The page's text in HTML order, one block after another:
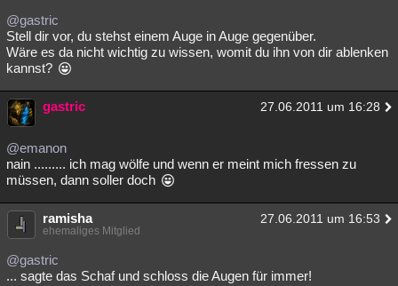
Spiritualität
Natur Umfragen Unterhaltung
Philosophie Literatur
Musik Clash Verbesserungen
Übersichten
Besucht Teilgenommen
Lesenswert
@gastric
Stell dir vor, du stehst einem Auge in Auge gegenüber.
Wäre es da nicht wichtig zu wissen, womit du ihn von dir ablenken
kannst?
gastric 27.06.2011 um 16:28
@emanon
nain ......... ich mag wölfe und wenn er meint mich fressen zu
müssen, dann soller doch
ramisha 27.06.2011 um 16:53
ehemaliges Mitglied
@gastric
... sagte das Schaf und schloss die Augen für immer!